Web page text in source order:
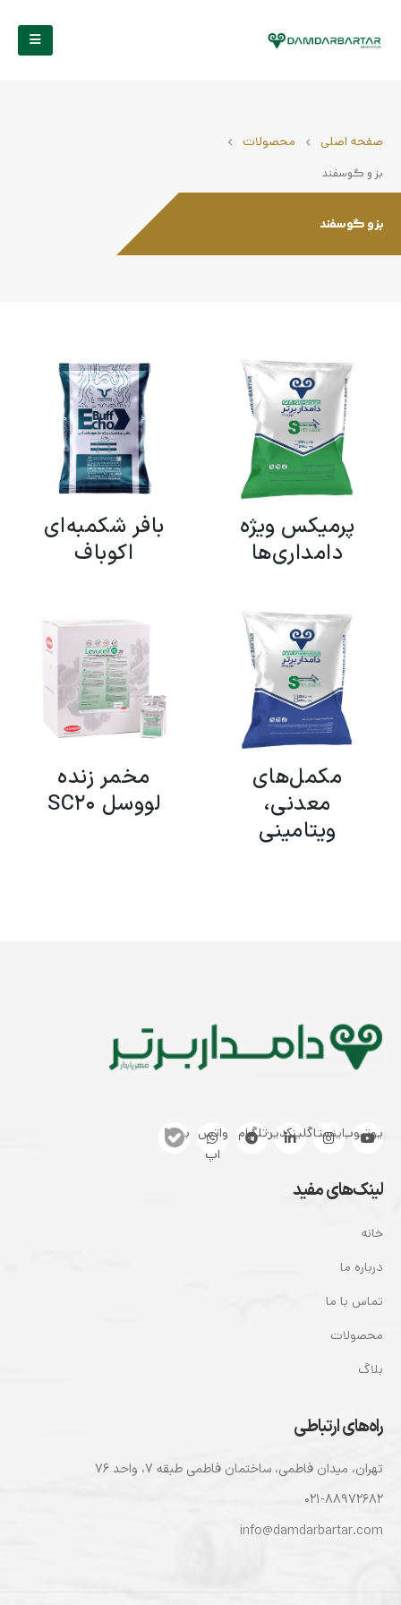
صفحه اصلی محصولات
بز و گوسفند
بز و گوسفند
پرمیکس ویژه
دامداری‌ها
بافر شکمبه‌ای
اکوباف
مکمل‌های
معدنی،
ویتامینی
مخمر زنده
لووسل SC20
یوتیوباینستاگراملینکدینتلگرام واتس
اپ
بله
لینک‌های مفید
خانه
درباره ما
تماس با ما
محصولات
بلاگ
راه‌های ارتباطی
تهران، ميدان فاطمی، ساختمان فاطمی طبقه ۷، واحد ۷۶
۰۲۱-۸۸۹۷۲۶۸۲
info@damdarbartar.com